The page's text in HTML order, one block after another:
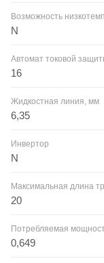
Возможность
N
Автомат токовой
16
Жидкостная линия, мм
6,35
Инвертор
N
Максимальная длина
20
Потребляемая
0,649